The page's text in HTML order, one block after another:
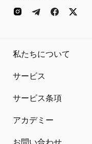
私たちについて
サービス
サービス条項
アカデミー
お問い合わせ